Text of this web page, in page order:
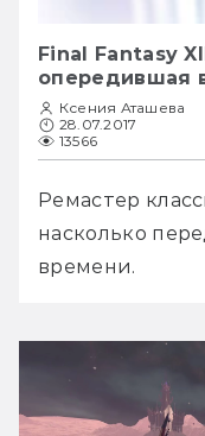
Final Fantasy
опередившая
Ксения Аташева
28.07.2017
13566
Ремастер
насколько
времени.